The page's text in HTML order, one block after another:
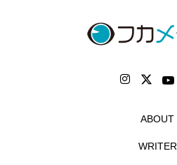
ABOUT
WRITER